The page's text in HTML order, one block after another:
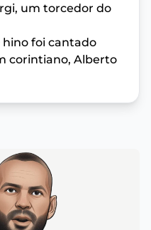
um torcedor do
hino foi cantado
corintiano, Alberto